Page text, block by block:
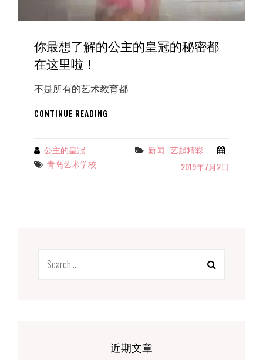
你最想了解的公主的皇冠的秘密都
在这里啦！
不是所有的艺术教育都
CONTINUE READING
By公主的皇冠
Tags
青岛艺术学校
Categories
新闻 艺起精彩
2019年7月2日
近期文章